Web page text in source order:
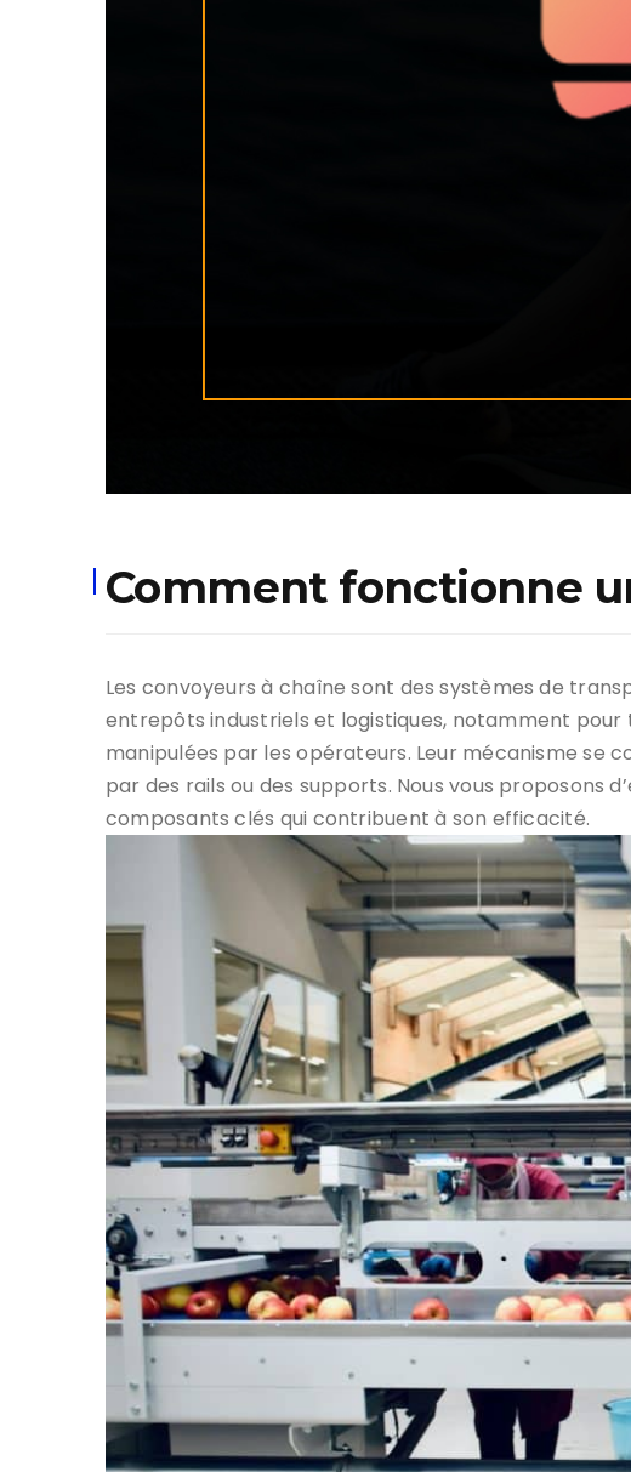
Comment fonctionne
Les convoyeurs à chaîne sont des systèmes de
entrepôts industriels et logistiques, notamment
manipulées par les opérateurs. Leur mécanisme se
par des rails ou des supports. Nous vous proposons
composants clés qui contribuent à son efficacité.